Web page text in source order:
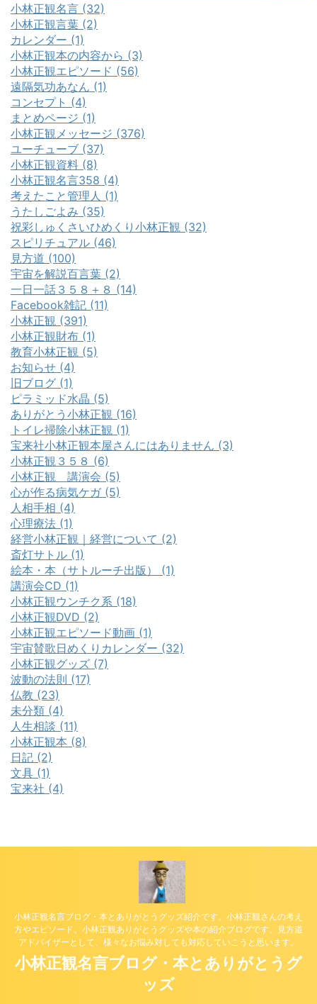
小林正観名言 (32)
小林正観言葉 (2)
カレンダー (1)
小林正観本の内容から (3)
小林正観エピソード (56)
遠隔気功あなん (1)
コンセプト (4)
まとめページ (1)
小林正観メッセージ (376)
ユーチューブ (37)
小林正観資料 (8)
小林正観名言358 (4)
考えたこと管理人 (1)
うたしごよみ (35)
祝彩しゅくさいひめくり小林正観 (32)
スピリチュアル (46)
見方道 (100)
宇宙を解説百言葉 (2)
一日一話３５８＋８ (14)
Facebook雑記 (11)
小林正観 (391)
小林正観財布 (1)
教育小林正観 (5)
お知らせ (4)
旧ブログ (1)
ピラミッド水晶 (5)
ありがとう小林正観 (16)
トイレ掃除小林正観 (1)
宝来社小林正観本屋さんにはありません (3)
小林正観３５８ (6)
小林正観 講演会 (5)
心が作る病気ケガ (5)
人相手相 (4)
心理療法 (1)
経営小林正観｜経営について (2)
斎灯サトル (1)
絵本・本（サトルーチ出版） (1)
講演会CD (1)
小林正観ウンチク系 (18)
小林正観DVD (2)
小林正観エピソード動画 (1)
宇宙賛歌日めくりカレンダー (32)
小林正観グッズ (7)
波動の法則 (17)
仏教 (23)
未分類 (4)
人生相談 (11)
小林正観本 (8)
日記 (2)
文具 (1)
宝来社 (4)
小林正観名言ブログ・本とありがとうグッズ紹介です。小林正観さんの考え
方やエピソード。小林正観ありがとうグッズや本の紹介ブログです。見方道
アドバイザーとして、様々なお悩み対しても対応していこうと思います。
小林正観名言ブログ・本とありがとうグ
ッズ